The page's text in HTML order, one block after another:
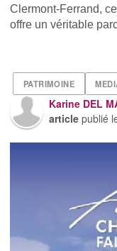
Clermont-Ferrand,
offre un véritable
PATRIMOINE
Karine DEL
article publié